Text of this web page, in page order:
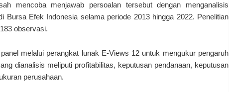
mencoba menjawab persoalan tersebut dengan menganalisis
Bursa Efek Indonesia selama periode 2013 hingga 2022. Penelitian
observasi.
melalui perangkat lunak E-Views 12 untuk mengukur pengaruh
dianalisis meliputi profitabilitas, keputusan pendanaan, keputusan
perusahaan.